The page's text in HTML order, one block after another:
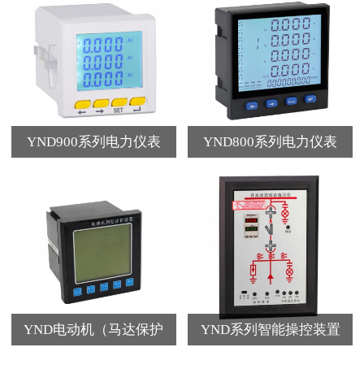
YND900系列电力仪表 YND800系列电力仪表
YND电动机（马达保护 YND系列智能操控装置